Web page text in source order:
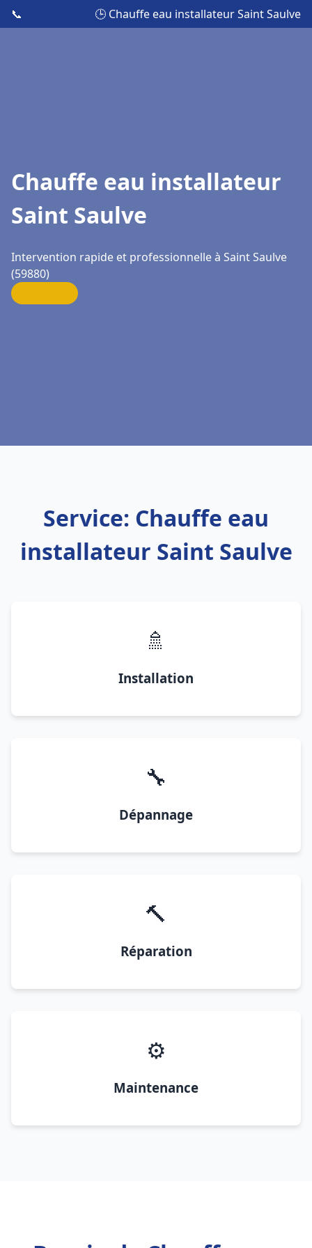
📞 🕒 Chauffe eau installateur Saint Saulve
Chauffe eau installateur
Saint Saulve
Intervention rapide et professionnelle à Saint Saulve
(59880)
Service: Chauffe eau
installateur Saint Saulve
🚿
Installation
🔧
Dépannage
🔨
Réparation
⚙️
Maintenance